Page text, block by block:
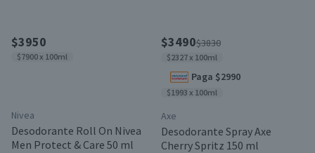
$3950
$7900 x 100ml
Nivea
Desodorante Roll On Nivea
Men Protect & Care 50 ml
$3490$3830
$2327 x 100ml
Paga $2990
$1993 x 100ml
Axe
Desodorante Spray Axe
Cherry Spritz 150 ml